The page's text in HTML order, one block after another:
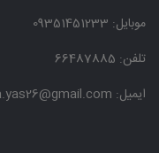
موبایل:
تلفن: 66487885
ایمیل: puya.yas26@gmail.com